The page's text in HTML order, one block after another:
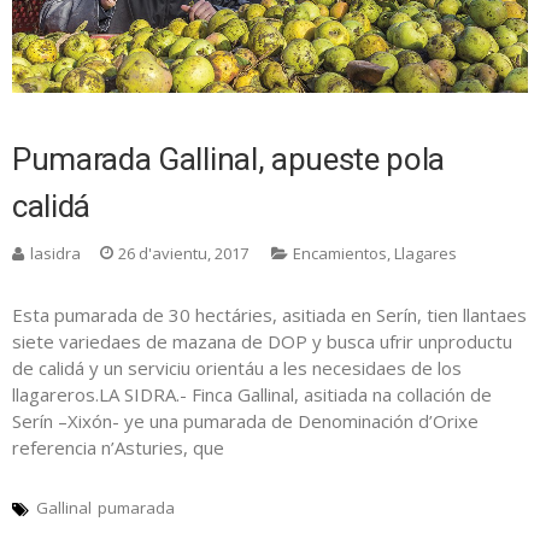
Pumarada Gallinal, apueste pola
calidá
lasidra 26 d'avientu, 2017 Encamientos, Llagares
Esta pumarada de 30 hectáries, asitiada en Serín, tien llantaes
siete variedaes de mazana de DOP y busca ufrir unproductu
de calidá y un serviciu orientáu a les necesidaes de los
llagareros.LA SIDRA.- Finca Gallinal, asitiada na collación de
Serín –Xixón- ye una pumarada de Denominación d’Orixe
referencia n’Asturies, que
Gallinal pumarada